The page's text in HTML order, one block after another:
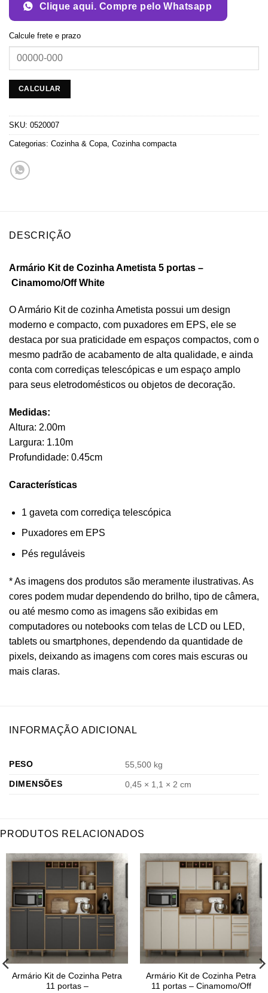
Clique aqui. Compre pelo Whatsapp
Calcule frete e prazo
SKU: 0520007
Categorias: Cozinha & Copa Cozinha compacta
DESCRIÇÃO
Armário Kit de Cozinha Ametista 5 portas –
Cinamomo/Off White
O Armário Kit de cozinha Ametista possui um design
moderno e compacto, com puxadores em EPS, ele se
destaca por sua praticidade em espaços compactos, com o
mesmo padrão de acabamento de alta qualidade, e ainda
conta com corrediças telescópicas e um espaço amplo
para seus eletrodomésticos ou objetos de decoração.
Medidas:
Altura: 2.00m
Largura: 1.10m
Profundidade: 0.45cm
Características
1 gaveta com corrediça telescópica
Puxadores em EPS
Pés reguláveis
* As imagens dos produtos são meramente ilustrativas. As
cores podem mudar dependendo do brilho, tipo de câmera,
ou até mesmo como as imagens são exibidas em
computadores ou notebooks com telas de LCD ou LED,
tablets ou smartphones, dependendo da quantidade de
pixels, deixando as imagens com cores mais escuras ou
mais claras.
INFORMAÇÃO ADICIONAL
PESO
55,500 kg
DIMENSÕES
0,45 × 1,1 × 2 cm
PRODUTOS RELACIONADOS
Armário Kit de Cozinha Petra
11 portas –
Armário Kit de Cozinha Petra
11 portas – Cinamomo/Off